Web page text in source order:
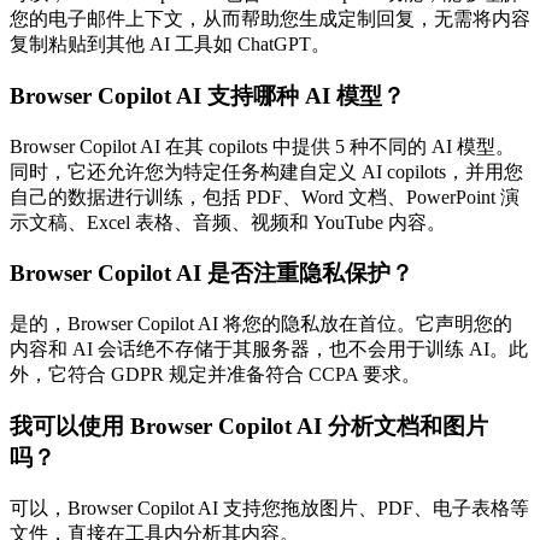
您的电子邮件上下文，从而帮助您生成定制回复，无需将内容
复制粘贴到其他 AI 工具如 ChatGPT。
Browser Copilot AI 支持哪种 AI 模型？
Browser Copilot AI 在其 copilots 中提供 5 种不同的 AI 模型。
同时，它还允许您为特定任务构建自定义 AI copilots，并用您
自己的数据进行训练，包括 PDF、Word 文档、PowerPoint 演
示文稿、Excel 表格、音频、视频和 YouTube 内容。
Browser Copilot AI 是否注重隐私保护？
是的，Browser Copilot AI 将您的隐私放在首位。它声明您的
内容和 AI 会话绝不存储于其服务器，也不会用于训练 AI。此
外，它符合 GDPR 规定并准备符合 CCPA 要求。
我可以使用 Browser Copilot AI 分析文档和图片
吗？
可以，Browser Copilot AI 支持您拖放图片、PDF、电子表格等
文件，直接在工具内分析其内容。